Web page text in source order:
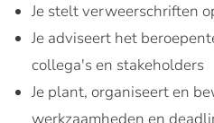
Je stelt verweerschriften
Je adviseert het
collega's en stakeholders
Je plant, organiseert en